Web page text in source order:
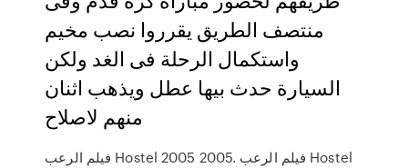
منتصف الطريق يقرروا نصب مخيم
واستكمال الرحلة فى الغد ولكن
السيارة حدث بيها عطل ويذهب اثنان
منهم لاصلاح
فيلم الرعب Hostel 2005 2005. فيلم الرعب Hostel